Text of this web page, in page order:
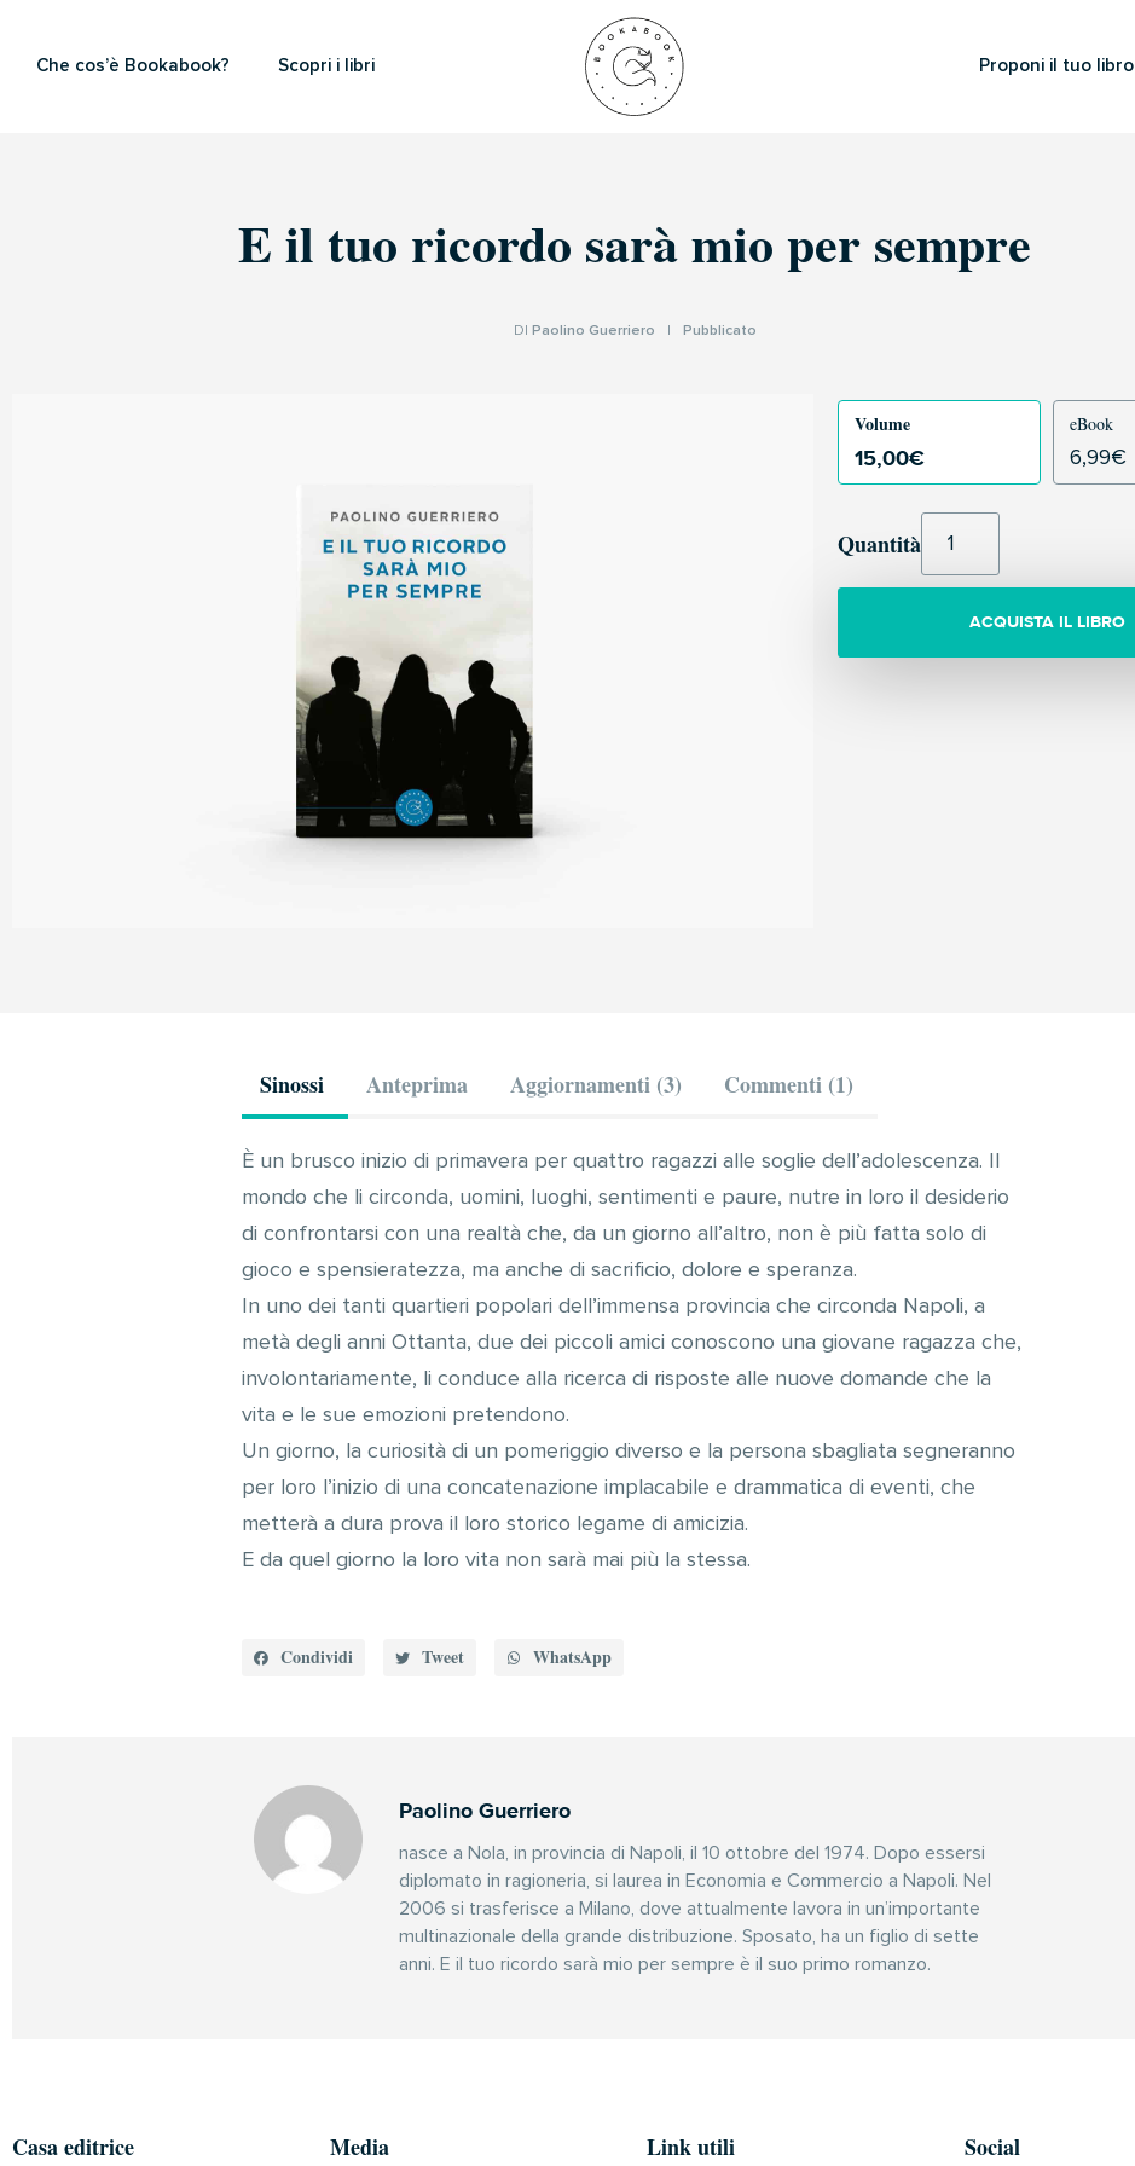
Che cos’è Bookabook? Scopri i libri Proponi il tuo libro
E il tuo ricordo sarà mio per sempre
DI Paolino Guerriero Pubblicato
Volume
15,00€
eBook
6,99€
Quantità
ACQUISTA IL LIBRO
Sinossi Anteprima Aggiornamenti (3) Commenti (1)
È un brusco inizio di primavera per quattro ragazzi alle soglie dell’adolescenza. Il
mondo che li circonda, uomini, luoghi, sentimenti e paure, nutre in loro il desiderio
di confrontarsi con una realtà che, da un giorno all’altro, non è più fatta solo di
gioco e spensieratezza, ma anche di sacrificio, dolore e speranza.
In uno dei tanti quartieri popolari dell’immensa provincia che circonda Napoli, a
metà degli anni Ottanta, due dei piccoli amici conoscono una giovane ragazza che,
involontariamente, li conduce alla ricerca di risposte alle nuove domande che la
vita e le sue emozioni pretendono.
Un giorno, la curiosità di un pomeriggio diverso e la persona sbagliata segneranno
per loro l’inizio di una concatenazione implacabile e drammatica di eventi, che
metterà a dura prova il loro storico legame di amicizia.
E da quel giorno la loro vita non sarà mai più la stessa.
Condividi Tweet WhatsApp
Paolino Guerriero
nasce a Nola, in provincia di Napoli, il 10 ottobre del 1974. Dopo essersi
diplomato in ragioneria, si laurea in Economia e Commercio a Napoli. Nel
2006 si trasferisce a Milano, dove attualmente lavora in un’importante
multinazionale della grande distribuzione. Sposato, ha un figlio di sette
anni. E il tuo ricordo sarà mio per sempre è il suo primo romanzo.
Casa editrice Media Link utili Social